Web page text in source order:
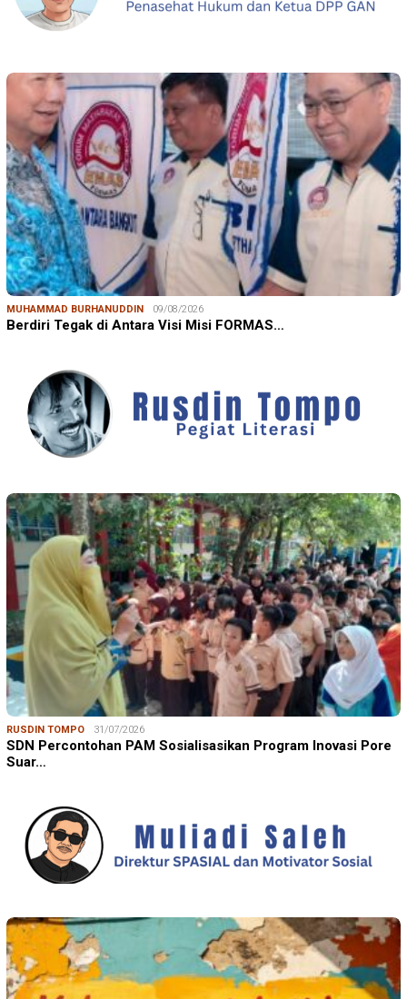
MUHAMMAD BURHANUDDIN 09/08/2026
Berdiri Tegak di Antara Visi Misi FORMAS…
RUSDIN TOMPO 31/07/2026
SDN Percontohan PAM Sosialisasikan Program Inovasi Pore
Suar…